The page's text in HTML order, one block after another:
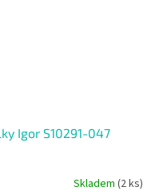
Igor S10291-047
Skladem (2 ks)